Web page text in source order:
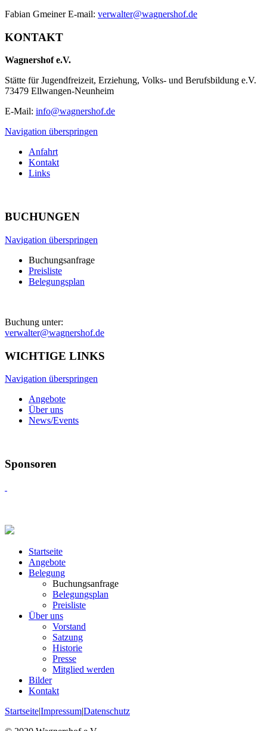
Fabian Gmeiner E-mail: verwalter@wagnershof.de
KONTAKT
Wagnershof e.V.
Stätte für Jugendfreizeit, Erziehung, Volks- und Berufsbildung e.V.
73479 Ellwangen-Neunheim
E-Mail: info@wagnershof.de
Navigation überspringen
Anfahrt
Kontakt
Links
BUCHUNGEN
Navigation überspringen
Buchungsanfrage
Preisliste
Belegungsplan
Buchung unter:
verwalter@wagnershof.de
WICHTIGE LINKS
Navigation überspringen
Angebote
Über uns
News/Events
Sponsoren
Startseite
Angebote
Belegung
Buchungsanfrage
Belegungsplan
Preisliste
Über uns
Vorstand
Satzung
Historie
Presse
Mitglied werden
Bilder
Kontakt
Startseite|Impressum|Datenschutz